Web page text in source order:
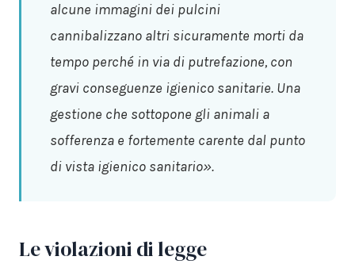
alcune immagini dei pulcini
cannibalizzano altri sicuramente morti da
tempo perché in via di putrefazione, con
gravi conseguenze igienico sanitarie. Una
gestione che sottopone gli animali a
sofferenza e fortemente carente dal punto
di vista igienico sanitario».
Le violazioni di legge